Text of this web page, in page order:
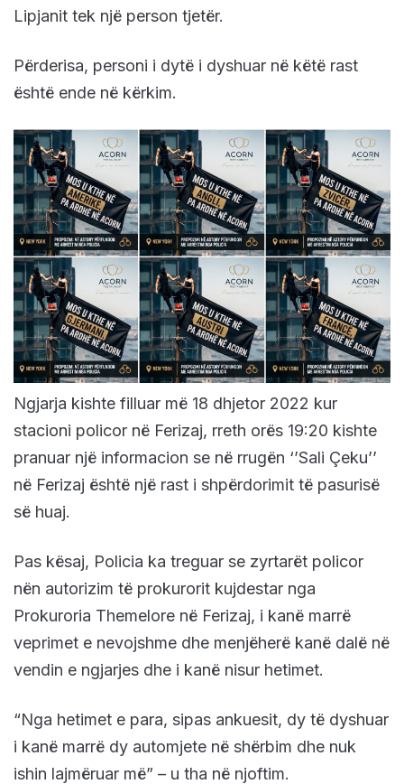
Lipjanit tek një person tjetër.
Përderisa, personi i dytë i dyshuar në këtë rast
është ende në kërkim.
Ngjarja kishte filluar më 18 dhjetor 2022 kur
stacioni policor në Ferizaj, rreth orës 19:20 kishte
pranuar një informacion se në rrugën ‘’Sali Çeku’’
në Ferizaj është një rast i shpërdorimit të pasurisë
së huaj.
Pas kësaj, Policia ka treguar se zyrtarët policor
nën autorizim të prokurorit kujdestar nga
Prokuroria Themelore në Ferizaj, i kanë marrë
veprimet e nevojshme dhe menjëherë kanë dalë në
vendin e ngjarjes dhe i kanë nisur hetimet.
“Nga hetimet e para, sipas ankuesit, dy të dyshuar
i kanë marrë dy automjete në shërbim dhe nuk
ishin lajmëruar më” – u tha në njoftim.